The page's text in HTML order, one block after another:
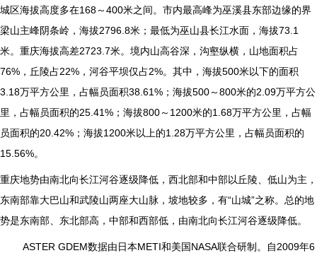
城区海拔高度多在168～400米之间。市内最高峰为巫溪县东部边缘的界
梁山主峰阴条岭，海拔2796.8米；最低为巫山县长江水面，海拔73.1
米。重庆海拔高差2723.7米。境内山高谷深，沟壑纵横，山地面积占
76%，丘陵占22%，河谷平坝仅占2%。其中，海拔500米以下的面积
3.18万平方公里，占幅员面积38.61%；海拔500～800米的2.09万平方公
里，占幅员面积的25.41%；海拔800～1200米的1.68万平方公里，占幅
员面积的20.42%；海拔1200米以上的1.28万平方公里，占幅员面积的
15.56%。
重庆地势由南北向长江河谷逐级降低，西北部和中部以丘陵、低山为主，
东南部靠大巴山和武陵山两座大山脉，坡地较多，有“山城”之称。总的地
势是东南部、东北部高，中部和西部低，由南北向长江河谷逐级降低。
ASTER GDEM数据由日本METI和美国NASA联合研制。自2009年6